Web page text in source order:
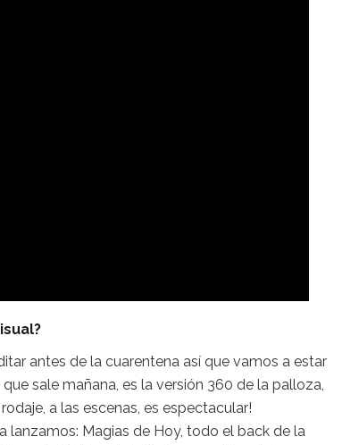
antes de la cuarentena así que vamos a estar
sale mañana, es la versión 360 de la palloza,
a las escenas, es espectacular!
lanzamos: Magias de Hoy, todo el back de la